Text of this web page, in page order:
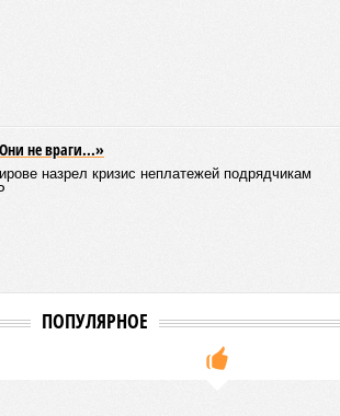
не враги...»
назрел кризис неплатежей подрядчикам
ПОПУЛЯРНОЕ